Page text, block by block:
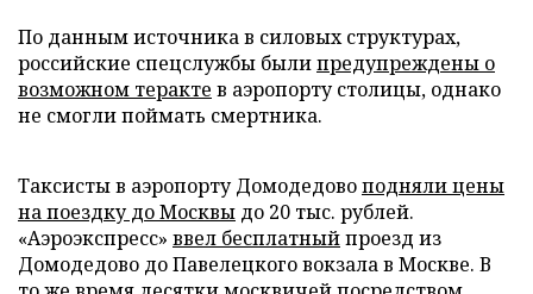
По данным источника в силовых структурах,
российские спецслужбы былипредупреждены о
возможном теракте в аэропорту столицы, однако
не смогли поймать смертника.
Таксисты в аэропорту Домодедовоподняли цены
на поездку до Москвы до 20 тыс. рублей.
«Аэроэкспресс» ввел бесплатныйпроезд из
Домодедово до Павелецкого вокзала в Москве. В